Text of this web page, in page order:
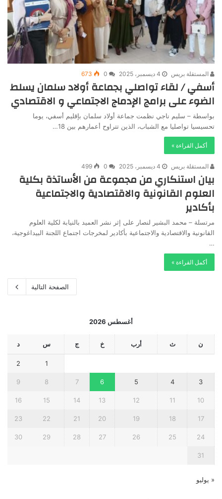
المستقلة بريس 4 ديسمبر، 2025 0
673
أسفي / لقاء تواصلي بجماعة أولاد سلمان يسلط
الضوء على برامج الإدماج الاجتماعي و الاقتصادي
بواسطة – سليم ناجي نظمت جماعة أولاد سلمان بإقليم أسفي، يوما
تحسيسيا تواصليا مع الشباب، الذين تتراوح أعمارهم بين 18…
أكمل القراءة »
المستقلة بريس 4 ديسمبر، 2025 0
499
بيان استنكاري من مجموعة من الأساتذة بكلية
العلوم القانونية والاقتصادية والاجتماعية
بأكادير
مرتسلة – محمد البشير لنصار على إثر نشر العميد بالنيابة لكلية العلوم
القانونية والاقتصادية والاجتماعية بأكادير لمخرجات اجتماع اللجنة البيداغوجية،
…
أكمل القراءة »
الصفحة التالية
أغسطس 2026
ن ث أرب خ ج س د
1
2
3
4
5
6
7
8
9
10
11
12
13
14
15
16
17
18
19
20
21
22
23
24
25
26
27
28
29
30
31
« يوليو